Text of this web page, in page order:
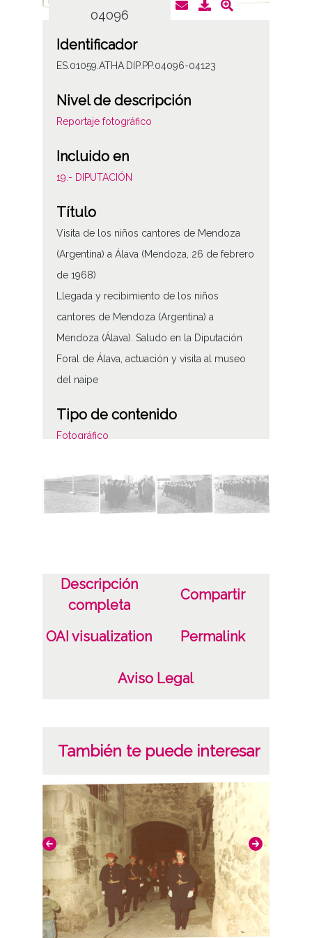
04096
Identificador
ES.01059.ATHA.DIP.PP.04096-04123
Nivel de descripción
Reportaje fotográfico
Incluido en
19.- DIPUTACIÓN
Título
Visita de los niños cantores de Mendoza
(Argentina) a Álava (Mendoza, 26 de febrero
de 1968)
Llegada y recibimiento de los niños
cantores de Mendoza (Argentina) a
Mendoza (Álava). Saludo en la Diputación
Foral de Álava, actuación y visita al museo
del naipe
Tipo de contenido
Fotográfico
B/N
Licencia de las imágenes
CC BY-NC-SA 4.0
Descripción
completa
Compartir
OAI visualization Permalink
Aviso Legal
También te puede interesar